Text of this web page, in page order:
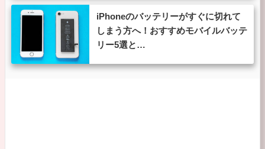
iPhoneのバッテリーがすぐに切れて
しまう方へ！おすすめモバイルバッテ
リー5選と…